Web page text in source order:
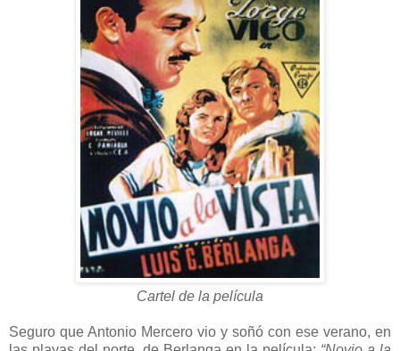
Cartel de la película
Seguro que Antonio Mercero vio y soñó con ese verano, en